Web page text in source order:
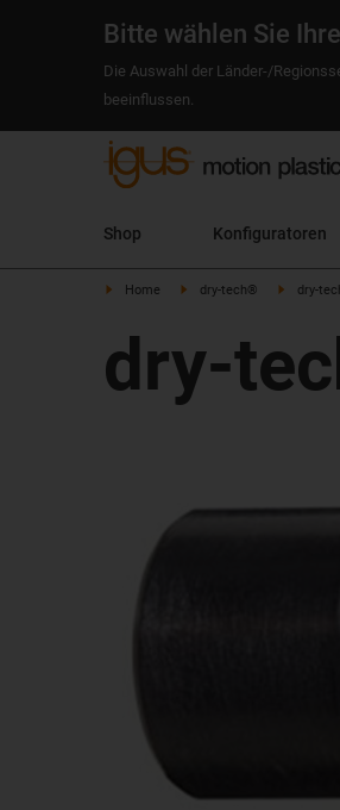
Bitte wählen Sie
Die Auswahl der Länder-/
beeinflussen.
Shop Konfiguratoren
Home dry-tech® dry-
dry-